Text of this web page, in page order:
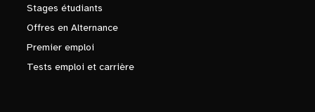
Stages étudiants
Offres en Alternance
Premier emploi
Tests emploi et carrière